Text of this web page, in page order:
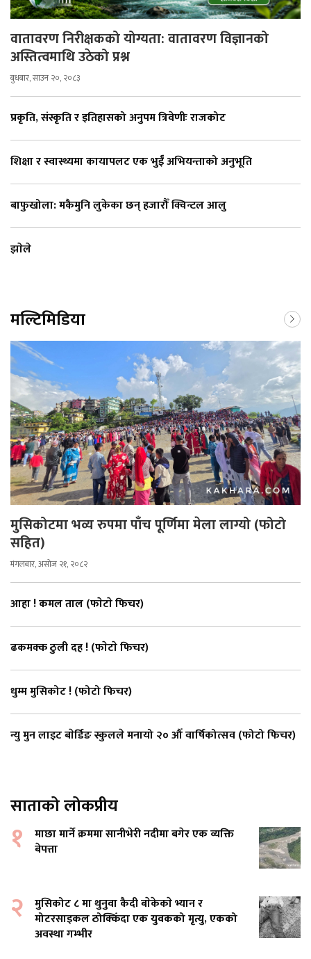
वातावरण निरीक्षकको योग्यता: वातावरण विज्ञानको
अस्तित्वमाथि उठेको प्रश्न
बुधबार, साउन २०, २०८३
प्रकृति, संस्कृति र इतिहासको अनुपम त्रिवेणीः राजकोट
शिक्षा र स्वास्थ्यमा कायापलट एक भुईँ अभियन्ताको अनुभूति
बाफुखोला: मकैमुनि लुकेका छन् हजारौँ क्विन्टल आलु
झाेले
मल्टिमिडिया
मुसिकोटमा भव्य रुपमा पाँच पूर्णिमा मेला लाग्यो (फोटो
सहित)
मंगलबार, असोज २१, २०८२
आहा ! कमल ताल (फाेटाे फिचर)
ढकमक्क ठुली दह ! (फाेटाे फिचर)
धुम्म मुसिकोट ! (फोटो फिचर)
न्यु मुन लाइट बाेर्डिङ स्कुलले मनायो २० औँ वार्षिकोत्सव (फोटो फिचर)
साताको लोकप्रीय
१
माछा मार्ने क्रममा सानीभेरी नदीमा बगेर एक व्यक्ति
बेपत्ता
२
मुसिकोट ८ मा थुनुवा कैदी बाेकेकाे भ्यान र
मोटरसाइकल ठोक्किँदा एक युवकको मृत्यु, एकको
अवस्था गम्भीर